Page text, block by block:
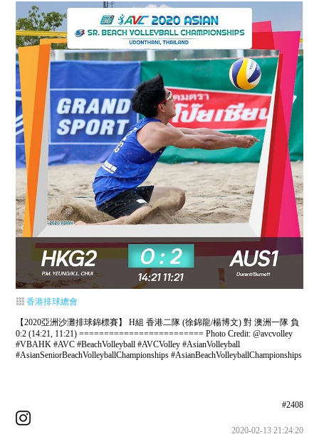
香港排球總會
【2020亞洲沙灘排球錦標賽】 H組 香港二隊 (徐錦龍/楊博文) 對 澳洲一隊 負
0:2 (14:21, 11:21) ========================= Photo Credit: @avcvolley
#VBAHK #AVC #BeachVolleyball #AVCVolley #AsianVolleyball
#AsianSeniorBeachVolleyballChampionships #AsianBeachVolleyballChampionships